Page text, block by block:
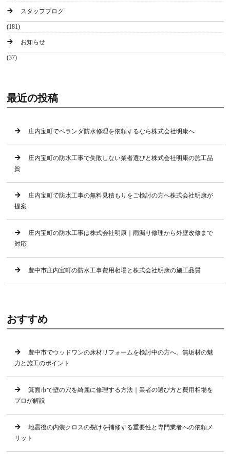
スタッフブログ
(181)
お知らせ
(37)
最近の投稿
庄内宝町でベランダ防水修理を依頼するなら株式会社明康へ
庄内宝町の防水工事で失敗しない業者選びと株式会社明康の施工品
質
庄内宝町で防水工事の無料見積もりをご検討の方へ株式会社明康が
提案
庄内宝町の防水工事は株式会社明康｜雨漏り修理から外壁改修まで
対応
豊中市庄内宝町の防水工事費用相場と株式会社明康の施工品質
おすすめ
豊中市でウッドワンの床材リフォームを検討中の方へ。無垢材の魅
力と施工のポイント
箕面市で壁の穴を綺麗に修理する方法｜業者の選び方と費用相場を
プロが解説
地震後の内装クロスの裂けを補修する重要性と専門業者への依頼メ
リット